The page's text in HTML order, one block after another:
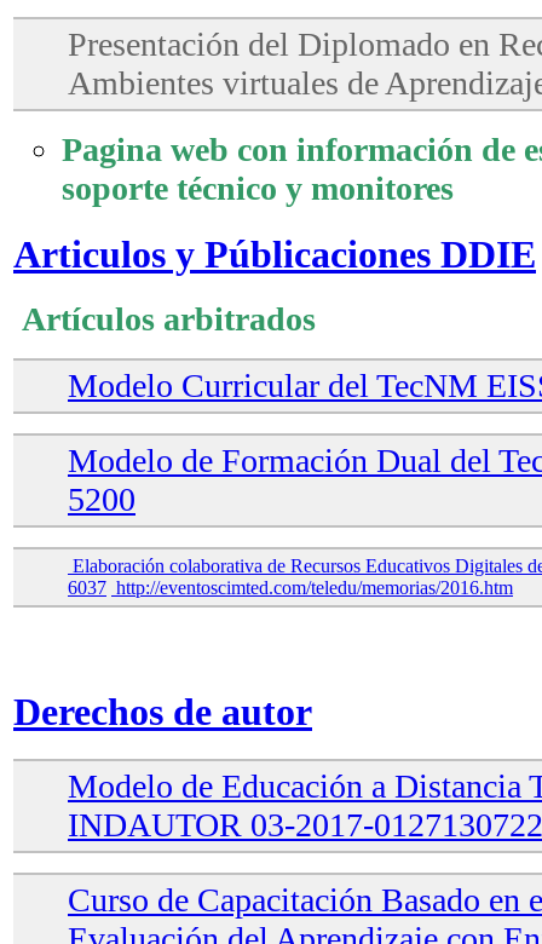
Presentación del Diplomado en
Ambientes virtuales de
Pagina web con información de
soporte técnico y monitores
Articulos y Públicaciones DDIE
Artículos arbitrados
Modelo Curricular del TecNM
Modelo de Formación Dual del
5200
Elaboración colaborativa de Recursos Educativos Digitales
6037 http://eventoscimted.com/teledu/memorias/2016.htm
Derechos de autor
Modelo de Educación a Distancia
INDAUTOR 03-2017-
Curso de Capacitación Basado en